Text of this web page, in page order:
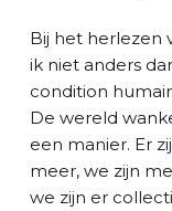
Bij het herlezen
ik niet anders
condition
De wereld
een manier. Er
meer, we zijn
we zijn er